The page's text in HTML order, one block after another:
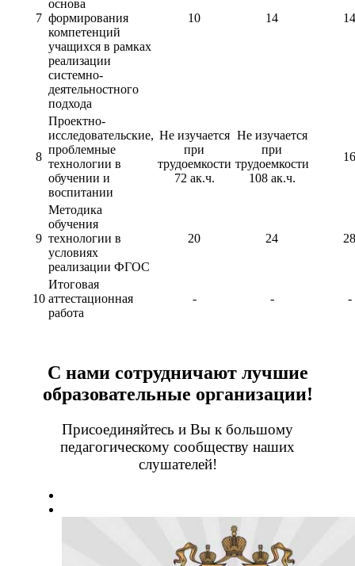
7
основа
формирования
компетенций
учащихся в рамках
реализации
системно-
деятельностного
подхода
10 14 14
8
Проектно-
исследовательские,
проблемные
технологии в
обучении и
воспитании
Не изучается
при
трудоемкости
72 ак.ч.
Не изучается
при
трудоемкости
108 ак.ч.
16
9
Методика
обучения
технологии в
условиях
реализации ФГОС
20 24 28
10
Итоговая
аттестационная
работа
- - -
С нами сотрудничают лучшие
образовательные организации!
Присоединяйтесь и Вы к большому
педагогическому сообществу наших
слушателей!